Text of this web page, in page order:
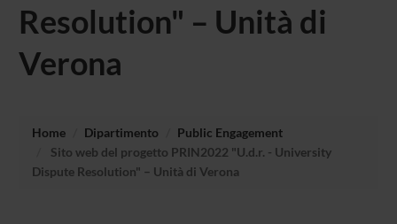
Resolution" – Unità di
Verona
Home Dipartimento
Public Engagement
Sito web del progetto PRIN2022 "U.d.r. - University
Dispute Resolution" – Unità di Verona